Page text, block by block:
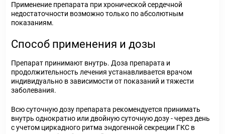
Применение препарата при хронической сердечной
недостаточности возможно только по абсолютным
показаниям.
Способ применения и дозы
Препарат принимают внутрь. Доза препарата и
продолжительность лечения устанавливается врачом
индивидуально в зависимости от показаний и тяжести
заболевания.
Всю суточную дозу препарата рекомендуется принимать
внутрь однократно или двойную суточную дозу - через день
с учетом циркадного ритма эндогенной секреции ГКС в